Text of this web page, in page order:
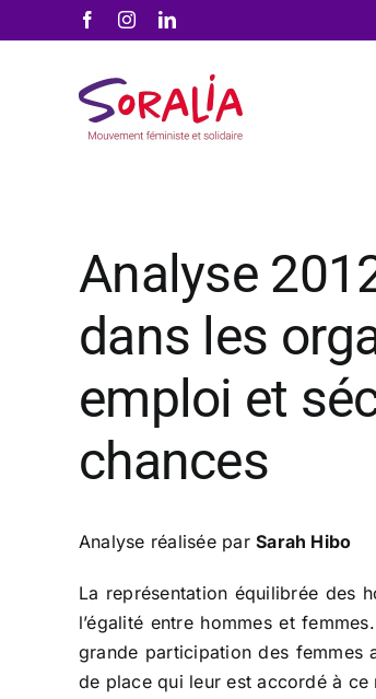
au
FacebookInstagramLinkedIn
Analyse
dans les
emploi et
chances
Analyse réalisée parSarah Hibo
La représentation équilibrée des
l’égalité entre hommes et
grande participation des femmes
de place qui leur est accordé à ce